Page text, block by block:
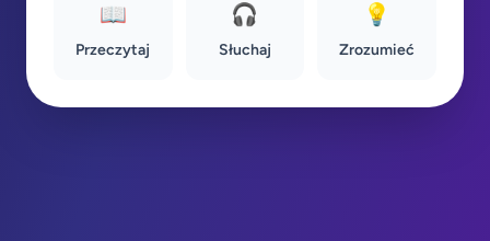
📖
Przeczytaj
🎧
Słuchaj
💡
Zrozumieć